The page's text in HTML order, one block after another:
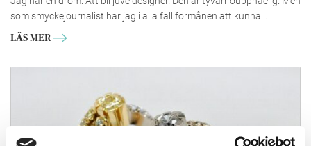
som smyckejournalist har jag i alla fall förmånen att kunna...
LÄS MER